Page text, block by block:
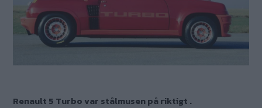
Renault 5 Turbo var stålmusen på riktigt .